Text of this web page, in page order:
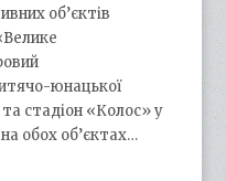
об’єктів
юнацької
стадіон «Колос» у
обох об’єктах…